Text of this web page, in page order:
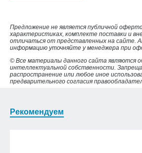
Предложение не является публичной
характеристиках, комплекте поставки и
отличаться от представленных на сайте.
информацию уточняйте у менеджера при
© Все материалы данного сайта являются
интеллектуальной собственности.
распространение или любое иное
предварительного согласия
Рекомендуем